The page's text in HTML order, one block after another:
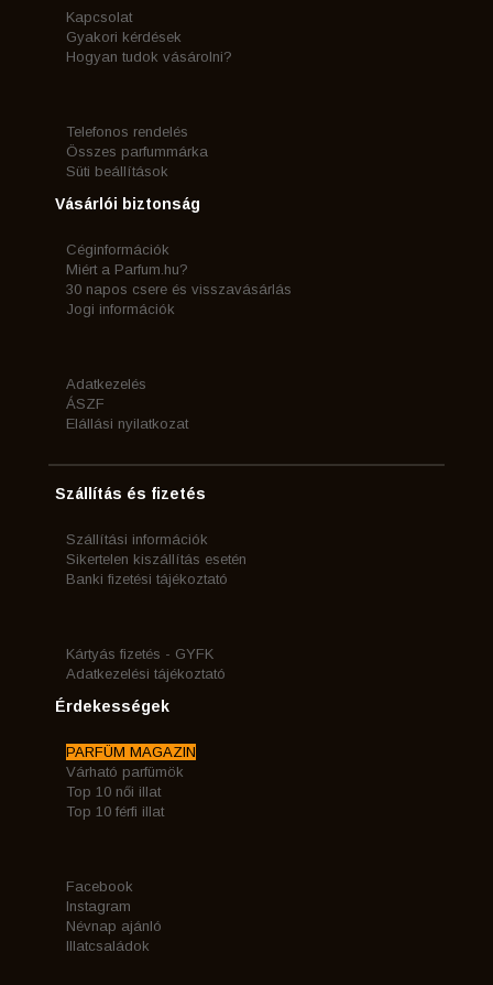
Kapcsolat
Gyakori kérdések
Hogyan tudok vásárolni?
Telefonos rendelés
Összes parfummárka
Süti beállítások
Vásárlói biztonság
Céginformációk
Miért a Parfum.hu?
30 napos csere és visszavásárlás
Jogi információk
Adatkezelés
ÁSZF
Elállási nyilatkozat
Szállítás és fizetés
Szállítási információk
Sikertelen kiszállítás esetén
Banki fizetési tájékoztató
Kártyás fizetés - GYFK
Adatkezelési tájékoztató
Érdekességek
PARFÜM MAGAZIN
Várható parfümök
Top 10 női illat
Top 10 férfi illat
Facebook
Instagram
Névnap ajánló
Illatcsaládok